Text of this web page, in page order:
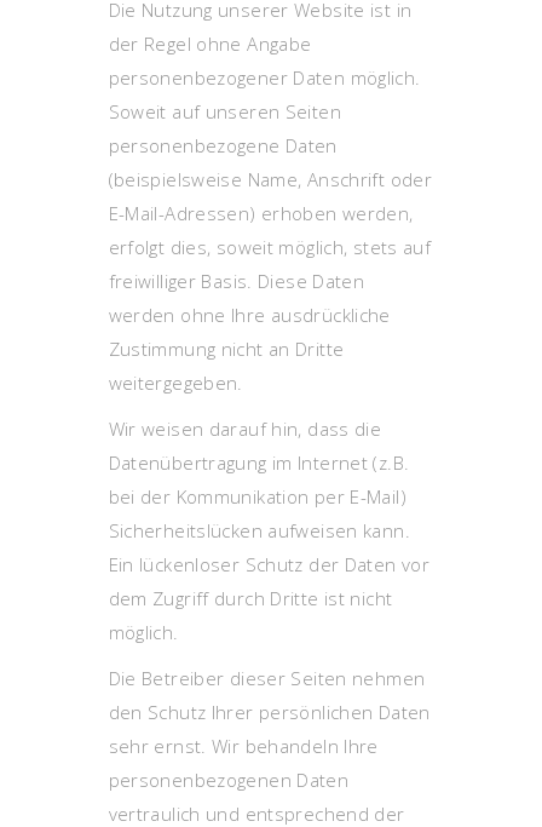
Die Nutzung unserer Website ist in
der Regel ohne Angabe
personenbezogener Daten möglich.
Soweit auf unseren Seiten
personenbezogene Daten
(beispielsweise Name, Anschrift oder
E-Mail-Adressen) erhoben werden,
erfolgt dies, soweit möglich, stets auf
freiwilliger Basis. Diese Daten
werden ohne Ihre ausdrückliche
Zustimmung nicht an Dritte
weitergegeben.
Wir weisen darauf hin, dass die
Datenübertragung im Internet (z.B.
bei der Kommunikation per E-Mail)
Sicherheitslücken aufweisen kann.
Ein lückenloser Schutz der Daten vor
dem Zugriff durch Dritte ist nicht
möglich.
Die Betreiber dieser Seiten nehmen
den Schutz Ihrer persönlichen Daten
sehr ernst. Wir behandeln Ihre
personenbezogenen Daten
vertraulich und entsprechend der